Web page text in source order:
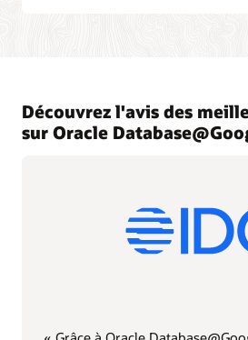
Découvrez l'avis des
sur Oracle